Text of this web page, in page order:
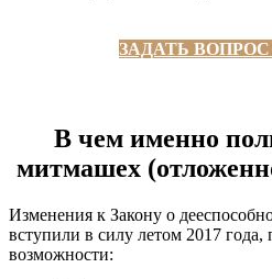
ЗАДАТЬ
В чем именно
митмашех
Изменения к Закону о
вступили в силу летом 2017 года,
возможности: